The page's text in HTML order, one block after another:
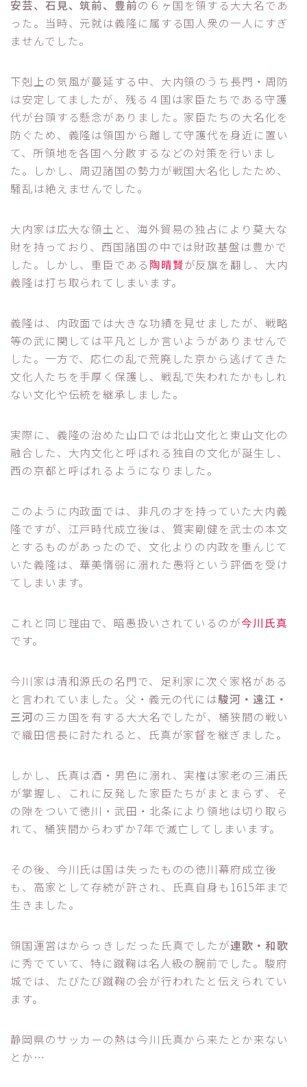
安芸、石見、筑前、豊前の６ヶ国を領する大大名であ
った。当時、元就は義隆に属する国人衆の一人にすぎ
ませんでした。
下剋上の気風が蔓延する中、大内領のうち長門・周防
は安定してましたが、残る４国は家臣たちである守護
代が台頭する懸念がありました。家臣たちの大名化を
防ぐため、義隆は領国から離して守護代を身近に置い
て、所領地を各国へ分散するなどの対策を行いまし
た。しかし、周辺諸国の勢力が戦国大名化したため、
騒乱は絶えませんでした。
大内家は広大な領土と、海外貿易の独占により莫大な
財を持っており、西国諸国の中では財政基盤は豊かで
した。しかし、重臣である 陶晴賢が反旗を翻し、大内
義隆は打ち取られてしまいます。
義隆は、内政面では大きな功績を見せましたが、戦略
等の武に関しては平凡としか言いようがありませんで
した。一方で、応仁の乱で荒廃した京から逃げてきた
文化人たちを手厚く保護し、戦乱で失われたかもしれ
ない文化や伝統を継承しました。
実際に、義隆の治めた山口では北山文化と東山文化の
融合した、大内文化と呼ばれる独自の文化が誕生し、
西の京都と呼ばれるようになりました。
このように内政面では、非凡の才を持っていた大内義
隆ですが、江戸時代成立後は、質実剛健を武士の本文
とするものがあったので、文化よりの内政を重んじて
いた義隆は、華美惰弱に溺れた愚将という評価を受け
てしまいます。
これと同じ理由で、暗愚扱いされているのが今川氏真
です。
今川家は清和源氏の名門で、足利家に次ぐ家格がある
と言われていました。父・義元の代には駿河・遠江・
三河の三カ国を有する大大名でしたが、桶狭間の戦い
で織田信長に討たれると、氏真が家督を継ぎました。
しかし、氏真は酒・男色に溺れ、実権は家老の三浦氏
が掌握し、これに反発した家臣たちがまとまらず、そ
の隙をついて徳川・武田・北条により領地は切り取ら
れて、桶狭間からわずか7年で滅亡してしまいます。
その後、今川氏は国は失ったものの徳川幕府成立後
も、高家として存続が許され、氏真自身も1615年まで
生きました。
領国運営はからっきしだった氏真でしたが連歌・和歌
に秀でていて、特に蹴鞠は名人級の腕前でした。駿府
城では、たびたび蹴鞠の会が行われたと伝えられてい
ます。
静岡県のサッカーの熱は今川氏真から来たとか来ない
とか…